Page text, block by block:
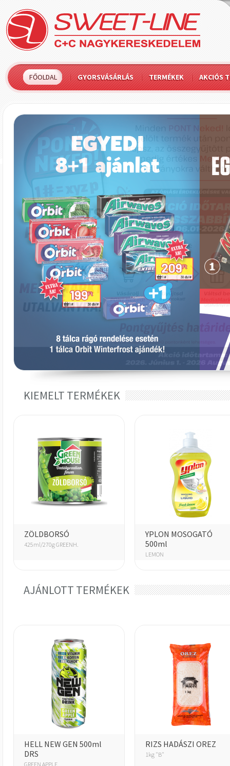
FŐOLDAL GYORSVÁSÁRLÁS TERMÉKEK AKCIÓS
KIEMELT TERMÉKEK
ZÖLDBORSÓ
425ml/270g GREENH.
YPLON MOSOGATÓ
500ml
LEMON
AJÁNLOTT TERMÉKEK
HELL NEW GEN 500ml
DRS
GREEN APPLE
RIZS HADÁSZI OREZ
1kg "B"